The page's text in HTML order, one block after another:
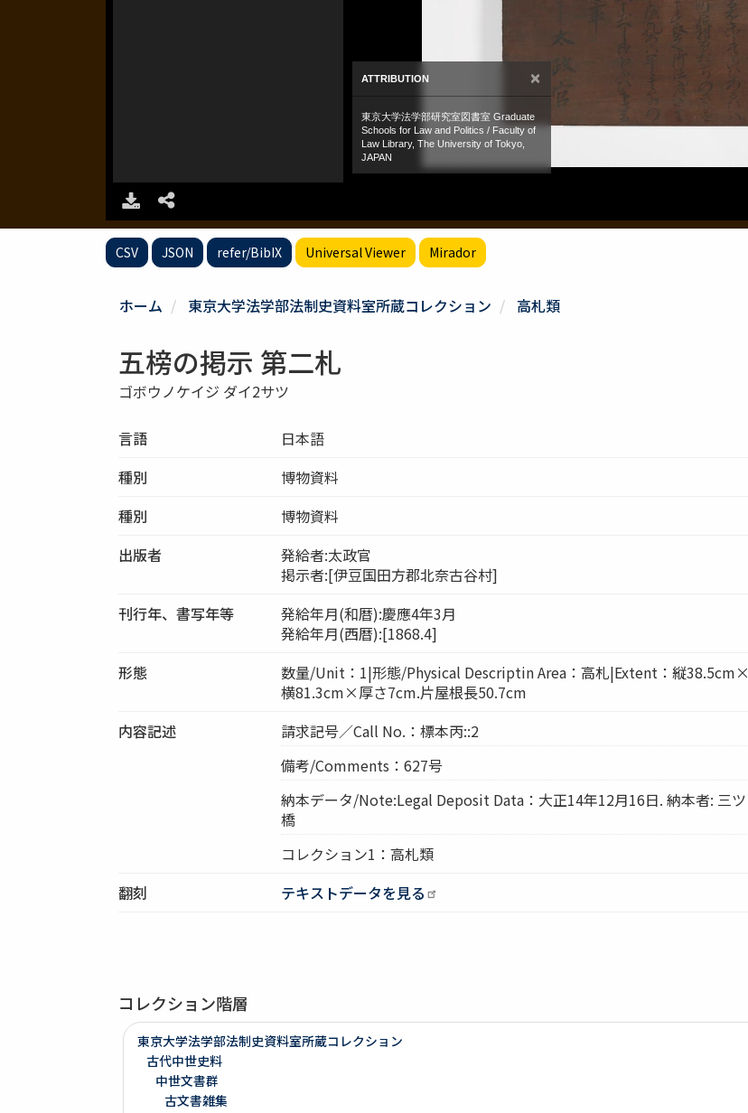
CSV JSON refer/BibIX Universal Viewer Mirador
ホーム 東京大学法学部法制史資料室所蔵コレクション 高札類
五榜の掲示 第二札
ゴボウノケイジ ダイ2サツ
言語
日本語
種別
博物資料
種別
博物資料
出版者
発給者:太政官
掲示者:[伊豆国田方郡北奈古谷村]
刊行年、書写年等
発給年月(和暦):慶應4年3月
発給年月(西暦):[1868.4]
形態
数量/Unit：1|形態/Physical Descriptin Area：高札|Extent：縦38.5cm×
横81.3cm×厚さ7cm.片屋根長50.7cm
内容記述
請求記号／Call No.：標本丙::2
備考/Comments：627号
納本データ/Note:Legal Deposit Data：大正14年12月16日. 納本者: 三ツ
橋
コレクション1：高札類
翻刻
テキストデータを見る
コレクション階層
東京大学法学部法制史資料室所蔵コレクション
古代中世史料
中世文書群
古文書雑集